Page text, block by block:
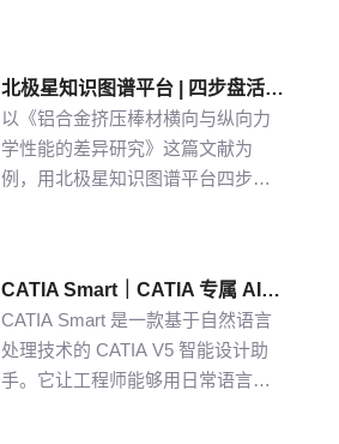
北极星知识图谱平台 | 四步盘活航空材料全量文献
以《铝合金挤压棒材横向与纵向力
学性能的差异研究》这篇文献为
例，用北极星知识图谱平台四步盘
注、清洗的低效方式。
CATIA Smart｜CATIA 专属 AI 智能体，说说话，AI 帮你建模
CATIA Smart 是一款基于自然语言
处理技术的 CATIA V5 智能设计助
手。它让工程师能够用日常语言描